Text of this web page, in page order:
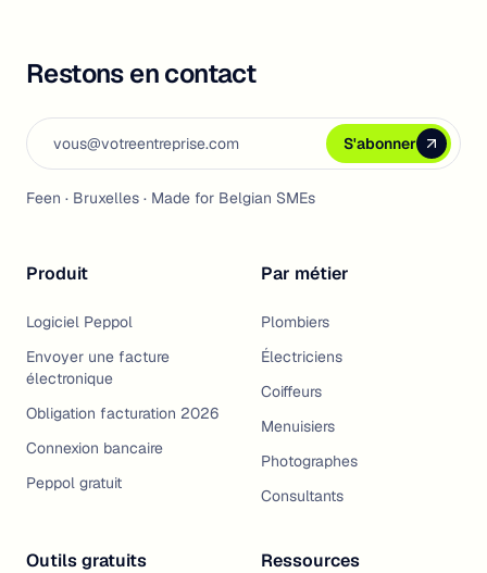
Restons en contact
Email address
S'abonner
S'abonner
Feen · Bruxelles · Made for Belgian SMEs
Produit
Logiciel Peppol
Envoyer une facture
électronique
Obligation facturation 2026
Connexion bancaire
Peppol gratuit
Par métier
Plombiers
Électriciens
Coiffeurs
Menuisiers
Photographes
Consultants
Outils gratuits Ressources